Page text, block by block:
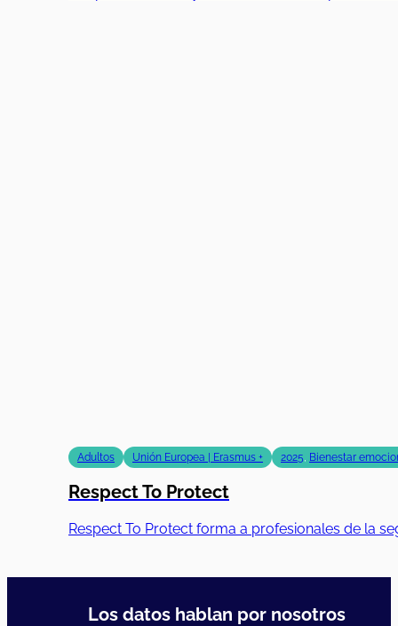
Adultos Unión Europea | Erasmus + 2025, Bienestar
Respect To Protect
Respect To Protect forma a profesionales de la
Los datos hablan por nosotros